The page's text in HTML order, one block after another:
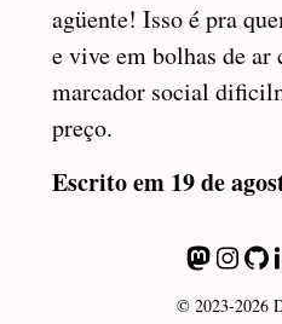
agüente! Isso é pra
e vive em bolhas de
marcador social
preço.
Escrito em 19 de
© 2023-2026